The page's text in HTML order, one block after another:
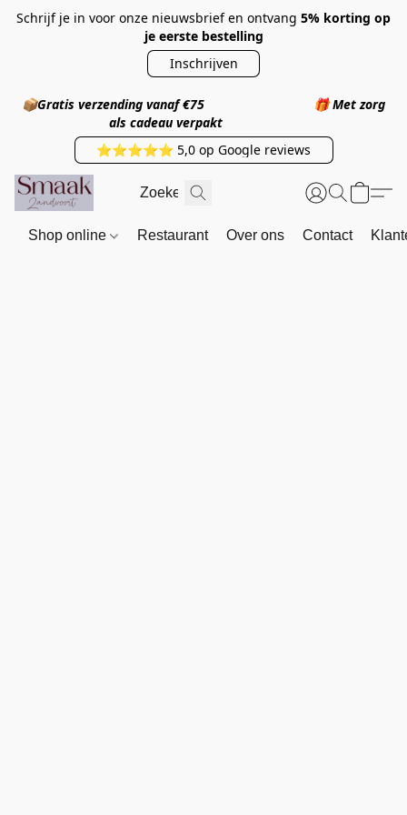
Schrijf je in voor onze nieuwsbrief en ontvang 5% korting op
je eerste bestelling
Inschrijven
📦Gratis verzending vanaf €75 🎁Met zorg
als cadeau verpakt
⭐⭐⭐⭐⭐ 5,0 op Google reviews
Shop online Restaurant Over ons Contact